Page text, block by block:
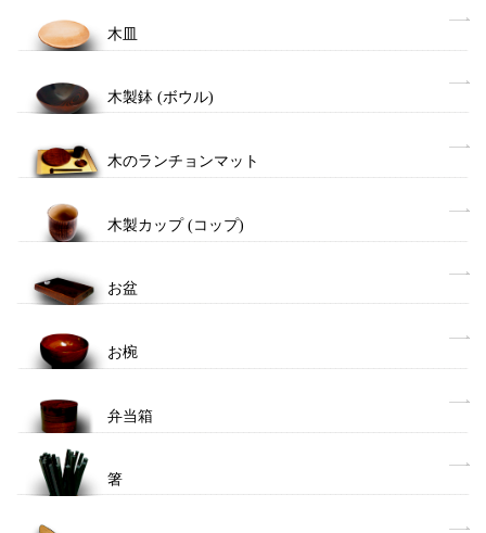
木皿
木製鉢 (ボウル)
木のランチョンマット
木製カップ (コップ)
お盆
お椀
弁当箱
箸